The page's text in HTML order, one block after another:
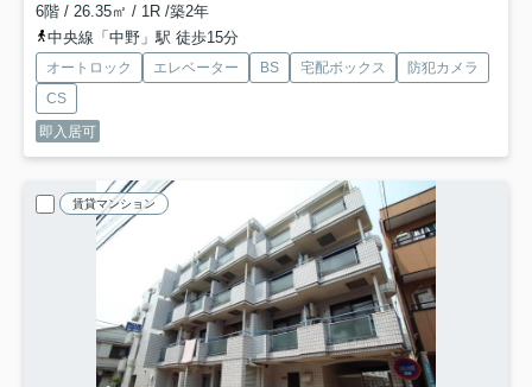
6階 / 26.35㎡ / 1R /築2年
中央線「中野」駅 徒歩15分
オートロック エレベーター BS 宅配ボックス
防犯カメラ
CS
即入居可
賃貸マンション